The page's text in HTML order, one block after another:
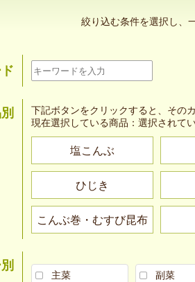
絞り込む条件を選択し、
下記ボタンをクリックすると、その
現在選択している商品： 選択されて
塩こんぶ
ひじき
こんぶ巻・むすび昆布
主菜 副菜